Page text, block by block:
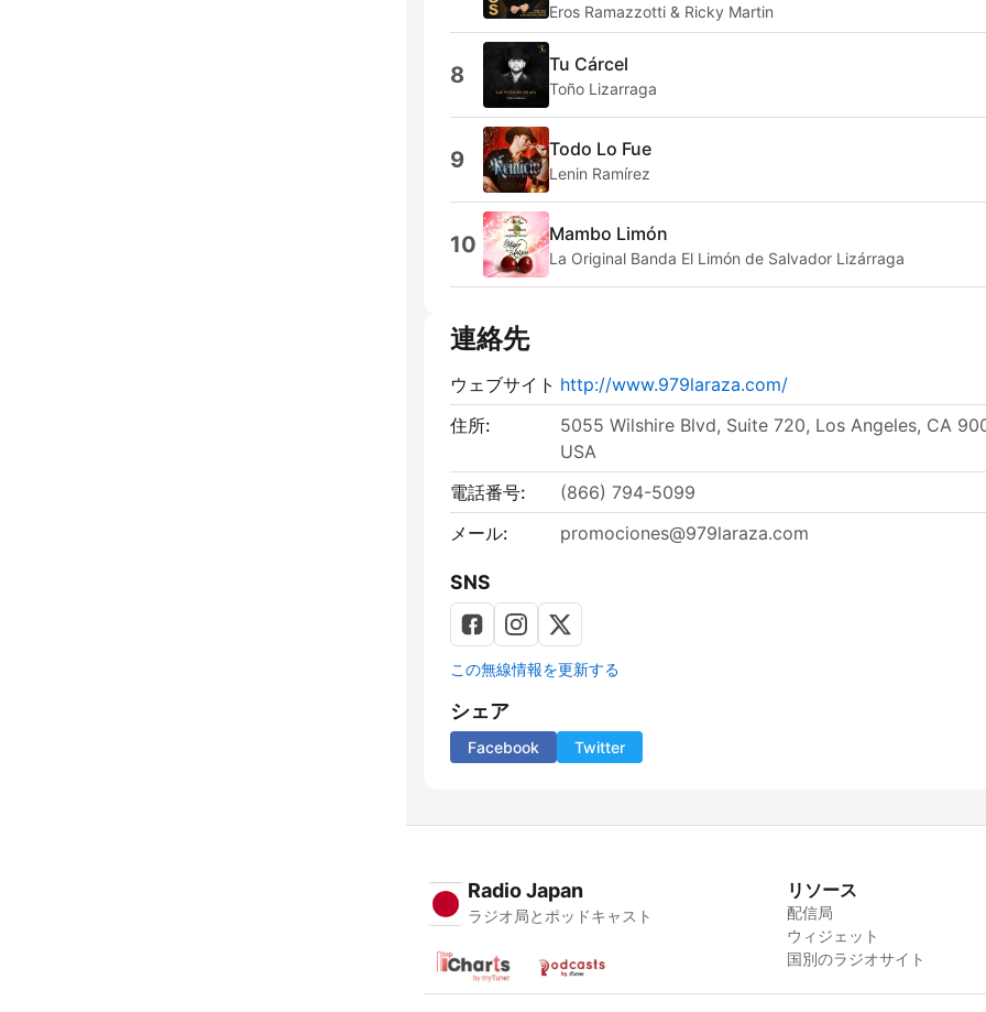
Eros Ramazzotti & Ricky Martin
8 Tu Cárcel
Toño Lizarraga
9 Todo Lo Fue
Lenin Ramírez
10 Mambo Limón
La Original Banda El Limón de Salvador Lizárraga
連絡先
ウェブサイト http://www.979laraza.com/
住所:
5055 Wilshire Blvd, Suite 720, Los Angeles, CA
USA
電話番号:
(866) 794-5099
メール:
promociones@979laraza.com
SNS
この無線情報を更新する
シェア
Facebook Twitter
Radio Japan
ラジオ局とポッドキャスト
リソース
配信局
ウィジェット
国別のラジオサイト